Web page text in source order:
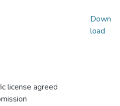
license agreed
Down
load